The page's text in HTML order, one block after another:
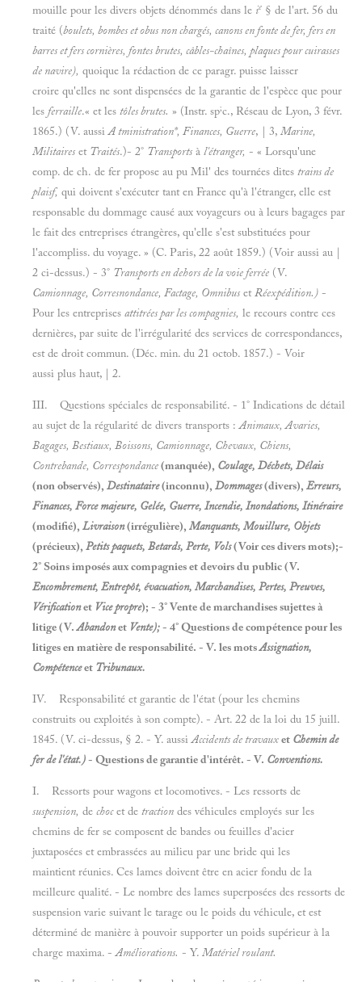
mouille pour les divers objets dénommés dans le ie § de l'art. 56 du
traité (boulets, bombesetobus non chargés, canons en fonte de fer, fers en
barres et fers cornières, fontes brutes, câbles-chaînes, plaques pour cuirasses
de navire), quoique la rédaction de ce paragr. puisse laisser
croire qu'elles ne sont dispensées de la garantie de l'espèce que pour
les ferraille.« et les tôles brutes. » (Instr. sp;c., Réseau de Lyon, 3 févr.
1865.) (V. aussiA tministration*, Finances, Guerre, | 3, Marine,
Militaires et Traités.)- 2° Transports à l'étranger, - « Lorsqu'une
eomp. de ch. de fer propose au pu Mil' des tournées dites trainsde
plaisf, qui doivent s'exécuter tant en France qu'à l'étranger, elle est
responsable du dommage causé aux voyageurs ou à leurs bagages par
le fait des entreprises étrangères, qu'elle s'est substituées pour
l'accompliss. du voyage. » (C. Paris, 22 août 1859.) (Voir aussi au |
2 ci-dessus.) - 3° Transports en dehorsdela voie ferrée (V.
Camionnage, Corresnondance, Factage, Omnibus etRéexpédition.) -
Pour les entreprises attitrées par les compagnies, le recours contre ces
dernières, par suite de l'irrégularité des services de correspondances,
est de droit commun. (Déc. min. du 21 octob. 1857.) - Voir
aussi plus haut, | 2.
III. Questions spéciales de responsabilité. - 1° Indications de détail
au sujet de la régularité de divers transports :Animaux, Avaries,
Bagages, Bestiaux, Boissons, Camionnage, Chevaux, Chiens,
Contrebande, Correspondance(manquée), Coulage, Déchets, Délais
(non observés), Destinataire(inconnu), Dommages(divers), Erreurs,
Finances, Force majeure, Gelée, Guerre, Incendie, Inondations, Itinéraire
(modifié), Livraison(irrégulière), Manquants, Mouillure, Objets
(précieux), Petits paquets, Betards, Perte, Vols(Voir ces divers mots);-
2° Soins imposés aux compagnies et devoirs du public (V.
Encombrement, Entrepôt, évacuation, Marchandises, Pertes, Preuves,
Vérificationet Vice propre); - 3° Vente de marchandises sujettes à
litige (V.Abandonet Vente);- 4° Questions de compétence pour les
litiges en matière de responsabilité. - V. les motsAssignation,
Compétenceet Tribunaux.
IV. Responsabilité et garantie de l'état (pour les chemins
construits ou exploités à son compte). - Art. 22 de la loi du 15 juill.
1845. (V. ci-dessus, § 2. - Y. aussiAccidents de travauxet Chemin de
fer de l'état.)- Questions de garantie d'intérêt. - V. Conventions.
I. Ressorts pour wagons et locomotives. - Les ressorts de
suspension, de chocet de traction des véhicules employés sur les
chemins de fer se composent de bandes ou feuilles d'acier
juxtaposées et embrassées au milieu par une bride qui les
maintient réunies. Ces lames doivent être en acier fondu de la
meilleure qualité. - Le nombre des lames superposées des ressorts de
suspension varie suivant le tarage ou le poids du véhicule, et est
déterminé de manière à pouvoir supporter un poids supérieur à la
charge maxima. -Améliorations. - Y. Matériel roulant.